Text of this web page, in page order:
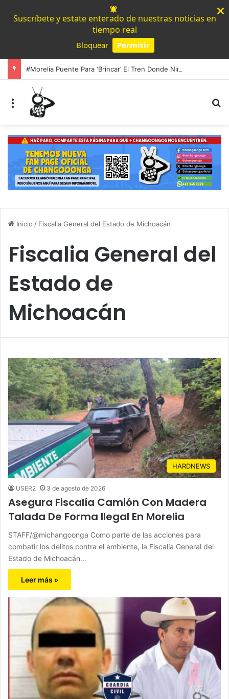
Suscríbete y estate enterado de nuestras noticias en
tiempo real
Bloquear Permitir
×
Menú
Inicio / Fiscalia General del Estado de Michoacán
Fiscalia General del
Estado de
Michoacán
HARDNEWS
USER2 3 de agosto de 2026
Asegura Fiscalía Camión Con Madera
Talada De Forma Ilegal En Morelia
STAFF/@michangoonga Como parte de las acciones para
combatir los delitos contra el ambiente, la Fiscalía General del
Estado de Michoacán…
Leer más »